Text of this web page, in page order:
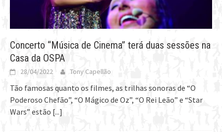
Concerto “Música de Cinema” terá duas sessões na
Casa da OSPA
28/04/2022 Tony Capellão
Tão famosas quanto os filmes, as trilhas sonoras de “O
Poderoso Chefão”, “O Mágico de Oz”, “O Rei Leão” e “Star
Wars” estão [...]